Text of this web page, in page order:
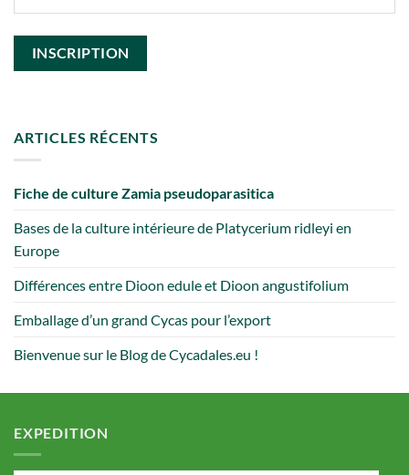
ARTICLES RÉCENTS
Fiche de culture Zamia pseudoparasitica
Bases de la culture intérieure de Platycerium ridleyi en
Europe
Différences entre Dioon edule et Dioon angustifolium
Emballage d’un grand Cycas pour l’export
Bienvenue sur le Blog de Cycadales.eu !
EXPEDITION